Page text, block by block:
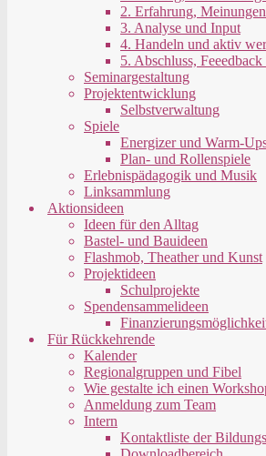
2. Erfahrung,
3. Analyse und Input
4. Handeln und aktiv
5. Abschluss,
Seminargestaltung
Projektentwicklung
Selbstverwaltung
Spiele
Energizer und Warm-
Plan- und Rollenspiele
Erlebnispädagogik und Musik
Linksammlung
Aktionsideen
Ideen für den Alltag
Bastel- und Bauideen
Flashmob, Theather und Kunst
Projektideen
Schulprojekte
Spendensammelideen
Für Rückkehrende
Kalender
Regionalgruppen und Fibel
Wie gestalte ich einen
Anmeldung zum Team
Intern
Kontaktliste der